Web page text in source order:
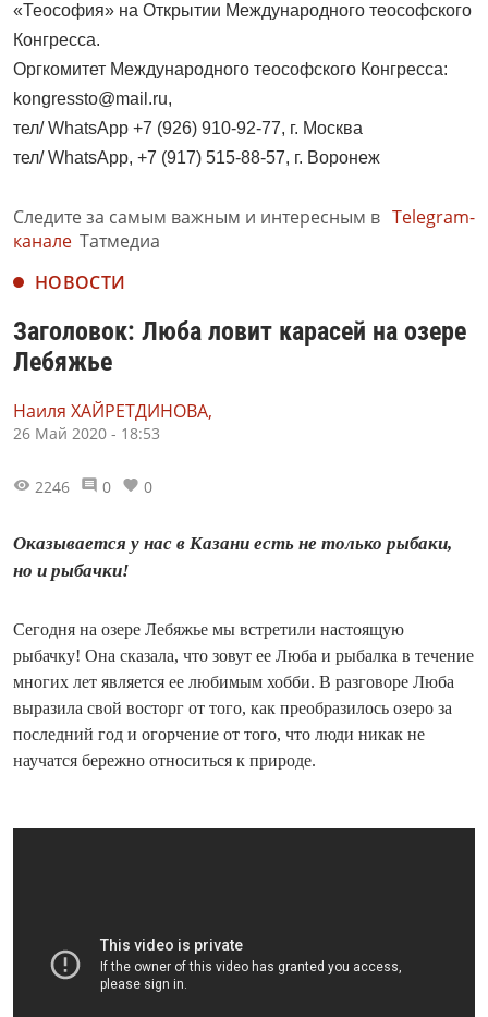
«Теософия» на Открытии Международного теософского
Конгресса.
Оргкомитет Международного теософского Конгресса:
kongressto@mail.ru,
тел/ WhatsApp +7 (926) 910-92-77, г. Москва
тел/ WhatsApp, +7 (917) 515-88-57, г. Воронеж
Следите за самым важным и интересным в Telegram-
канале Татмедиа
НОВОСТИ
Заголовок: Люба ловит карасей на озере
Лебяжье
Наиля ХАЙРЕТДИНОВА,
26 Май 2020 - 18:53
2246 0 0
Оказывается у нас в Казани есть не только рыбаки,
но и рыбачки!
Сегодня на озере Лебяжье мы встретили настоящую
рыбачку! Она сказала, что зовут ее Люба и рыбалка в течение
многих лет является ее любимым хобби. В разговоре Люба
выразила свой восторг от того, как преобразилось озеро за
последний год и огорчение от того, что люди никак не
научатся бережно относиться к природе.